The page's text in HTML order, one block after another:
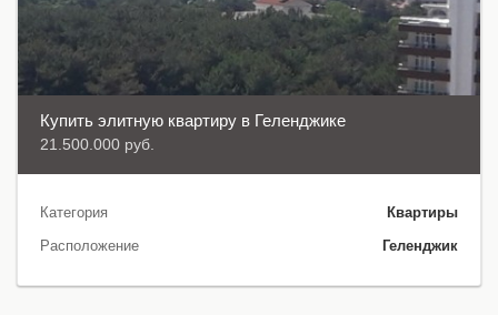
Купить элитную квартиру в Геленджике
21.500.000 руб.
Категория
Квартиры
Расположение
Геленджик